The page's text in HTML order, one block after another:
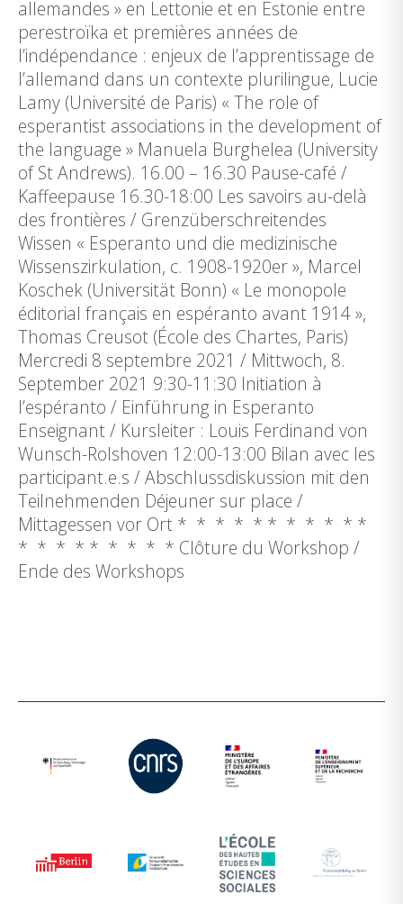
allemandes » en Lettonie et en Estonie entre
perestroïka et premières années de
l’indépendance : enjeux de l’apprentissage de
l’allemand dans un contexte plurilingue, Lucie
Lamy (Université de Paris) « The role of
esperantist associations in the development of
the language » Manuela Burghelea (University
of St Andrews). 16.00 – 16.30 Pause-café /
Kaffeepause 16.30-18:00 Les savoirs au-delà
des frontières / Grenzüberschreitendes
Wissen « Esperanto und die medizinische
Wissenszirkulation, c. 1908-1920er », Marcel
Koschek (Universität Bonn) « Le monopole
éditorial français en espéranto avant 1914 »,
Thomas Creusot (École des Chartes, Paris)
Mercredi 8 septembre 2021 / Mittwoch, 8.
September 2021 9:30-11:30 Initiation à
l’espéranto / Einführung in Esperanto
Enseignant / Kursleiter : Louis Ferdinand von
Wunsch-Rolshoven 12:00-13:00 Bilan avec les
participant.e.s / Abschlussdiskussion mit den
Teilnehmenden Déjeuner sur place /
Mittagessen vor Ort * * * * * * * * * * *
* * * * * * * * * Clôture du Workshop /
Ende des Workshops